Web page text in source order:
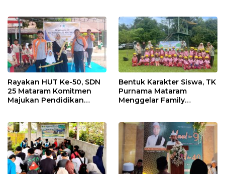
Rayakan HUT Ke-50, SDN
25 Mataram Komitmen
Majukan Pendidikan
Bentuk Karakter Siswa, TK
Purnama Mataram
Menggelar Family